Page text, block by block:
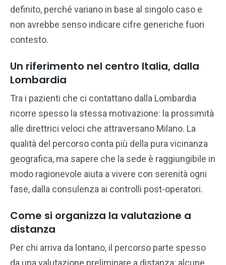
definito, perché variano in base al singolo caso e
non avrebbe senso indicare cifre generiche fuori
contesto.
Un riferimento nel centro Italia, dalla
Lombardia
Tra i pazienti che ci contattano dalla Lombardia
ricorre spesso la stessa motivazione: la prossimità
alle direttrici veloci che attraversano Milano. La
qualità del percorso conta più della pura vicinanza
geografica, ma sapere che la sede è raggiungibile in
modo ragionevole aiuta a vivere con serenità ogni
fase, dalla consulenza ai controlli post-operatori.
Come si organizza la valutazione a
distanza
Per chi arriva da lontano, il percorso parte spesso
da una valutazione preliminare a distanza: alcune